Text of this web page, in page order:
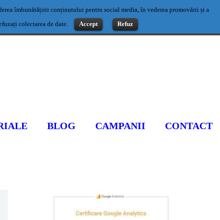
Contact: 0769500983 sau office@romaniaseo.com
BLOG CAMPANII CONTACT
îmbunătățirii conținutului pentru social media, în vederea promovării și a
colectarea de date.
Accept Refuz